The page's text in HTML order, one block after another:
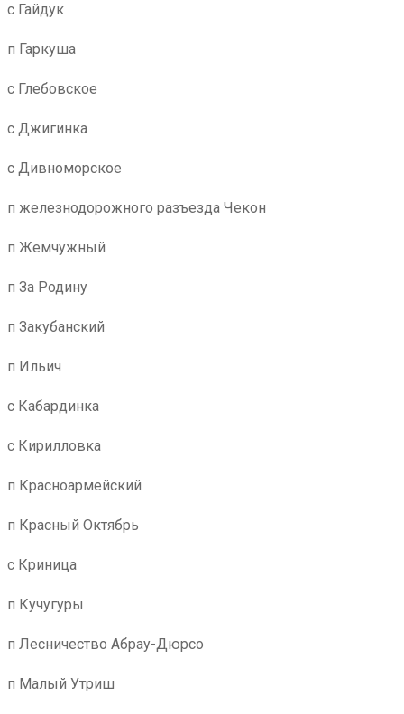
с Гайдук
п Гаркуша
с Глебовское
с Джигинка
с Дивноморское
п железнодорожного разъезда Чекон
п Жемчужный
п За Родину
п Закубанский
п Ильич
с Кабардинка
с Кирилловка
п Красноармейский
п Красный Октябрь
с Криница
п Кучугуры
п Лесничество Абрау-Дюрсо
п Малый Утриш